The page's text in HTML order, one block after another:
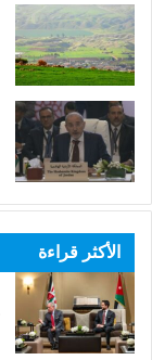
الأكثر قراءة